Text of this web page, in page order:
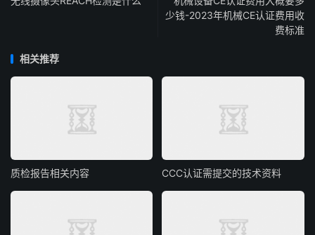
少钱-2023年机械CE认证费用收
费标准
相关推荐
质检报告相关内容 CCC认证需提交的技术资料